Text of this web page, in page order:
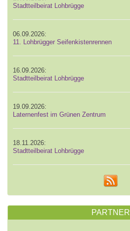
Stadtteilbeirat Lohbrügge
06.09.2026:
11. Lohbrügger Seifenkistenrennen
16.09.2026:
Stadtteilbeirat Lohbrügge
19.09.2026:
Laternenfest im Grünen Zentrum
18.11.2026:
Stadtteilbeirat Lohbrügge
PARTNER